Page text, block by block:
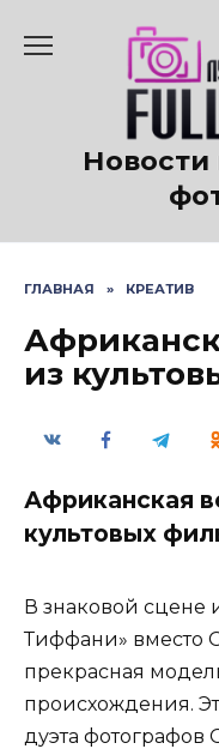
содержанию
Новости
ГЛАВНАЯ » КРЕАТИВ
из
Африканская
культовых
В знаковой сцене
Тиффани» вместо
прекрасная
происхождения.
дуэта